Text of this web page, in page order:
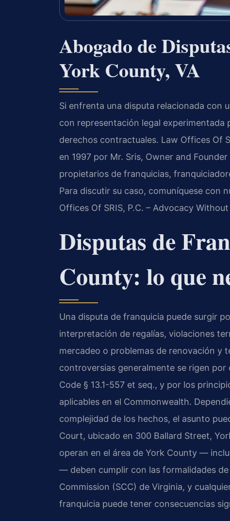
Abogado de
York County, VA
Si enfrenta una disputa relacionada con
con representación legal experimentada
derechos contractuales. Law Offices Of
en 1997 por Mr. Sris, Owner and
propietarios de franquicias,
Para discutir su caso, comuníquese con
Offices Of SRIS, P.C. – Advocacy
Disputas de
County: lo que
Una disputa de franquicia puede surgir
interpretación de regalías, violaciones
mercadeo o problemas de renovación y
controversias generalmente se rigen
Code § 13.1-557 et seq., y por los
aplicables en el Commonwealth.
complejidad de los hechos, el asunto
Court, ubicado en 300 Ballard Street,
operan en el área de York County —
— deben cumplir con las formalidades
Commission (SCC) de Virginia, y
franquicia puede tener consecuencias